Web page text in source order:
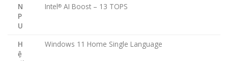
N
P
U
Intel® AI Boost – 13 TOPS
H
ệ
Windows 11 Home Single Language